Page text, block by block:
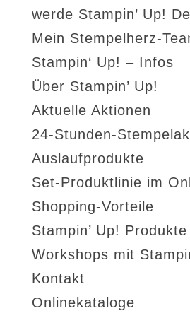
werde Stampin’ Up!
Mein Stempelherz-
Stampin‘ Up! – Infos
Über Stampin’ Up!
Aktuelle Aktionen
24-Stunden-
Auslaufprodukte
Set-Produktlinie im
Shopping-Vorteile
Stampin’ Up! Produkte
Workshops mit
Kontakt
Onlinekataloge